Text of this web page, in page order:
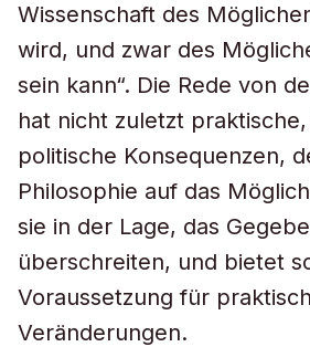
Wissenschaft des
wird, und zwar des
sein kann“. Die Rede von
hat nicht zuletzt
politische Konsequenzen,
Philosophie auf das
sie in der Lage, das
überschreiten, und bietet
Voraussetzung für
Veränderungen.